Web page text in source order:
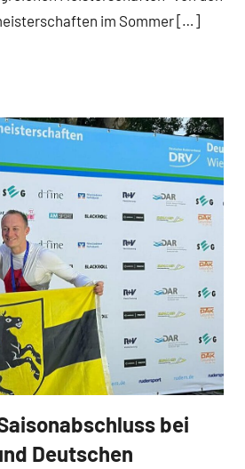
im Sommer […]
bei
Deutschen